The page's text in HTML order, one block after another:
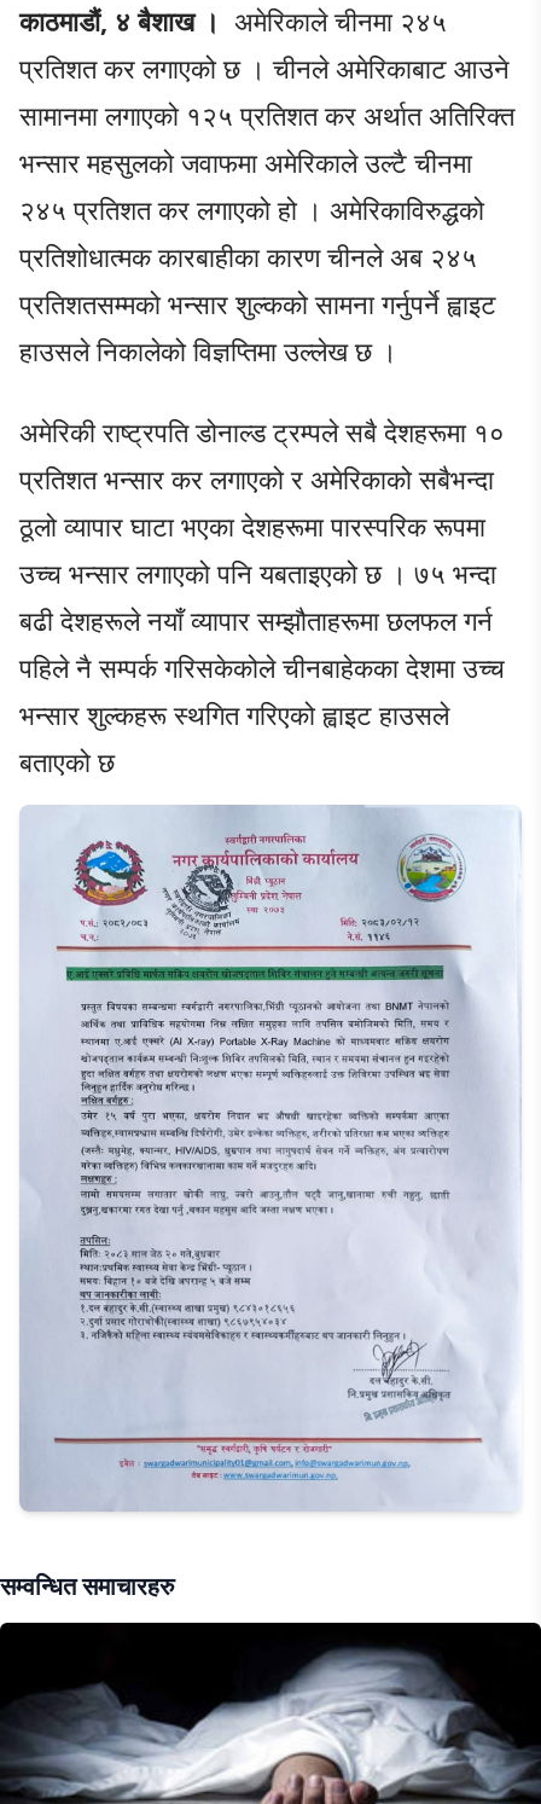
काठमाडौं, ४ बैशाख । अमेरिकाले चीनमा २४५
प्रतिशत कर लगाएको छ । चीनले अमेरिकाबाट आउने
सामानमा लगाएको १२५ प्रतिशत कर अर्थात अतिरिक्त
भन्सार महसुलको जवाफमा अमेरिकाले उल्टै चीनमा
२४५ प्रतिशत कर लगाएको हो । अमेरिकाविरुद्धको
प्रतिशोधात्मक कारबाहीका कारण चीनले अब २४५
प्रतिशतसम्मको भन्सार शुल्कको सामना गर्नुपर्ने ह्वाइट
हाउसले निकालेको विज्ञप्तिमा उल्लेख छ ।
अमेरिकी राष्ट्रपति डोनाल्ड ट्रम्पले सबै देशहरूमा १०
प्रतिशत भन्सार कर लगाएको र अमेरिकाको सबैभन्दा
ठूलो व्यापार घाटा भएका देशहरूमा पारस्परिक रूपमा
उच्च भन्सार लगाएको पनि यबताइएको छ । ७५ भन्दा
बढी देशहरूले नयाँ व्यापार सम्झौताहरूमा छलफल गर्न
पहिले नै सम्पर्क गरिसकेकोले चीनबाहेकका देशमा उच्च
भन्सार शुल्कहरू स्थगित गरिएको ह्वाइट हाउसले
बताएको छ
सम्वन्धित समाचारहरु